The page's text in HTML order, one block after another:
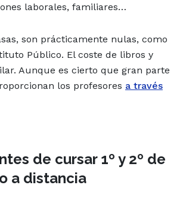
laborales, familiares…
son prácticamente nulas, como
Público. El coste de libros y
Aunque es cierto que gran parte
los profesores a través
de cursar 1º y 2º de
a distancia